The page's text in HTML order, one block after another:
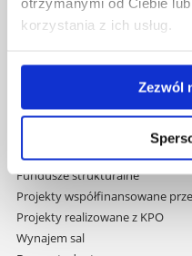
korzystania z ich usług.
Zezwól
Pomiń
nawigację
przejdź
treści
Polityka prywatności
Mapa serwisu
Wydawnictwo
Studia podyplomowe
Zamówienia publiczne
Fundusze strukturalne
Projekty współfinansowane
Projekty realizowane z KPO
Wynajem sal